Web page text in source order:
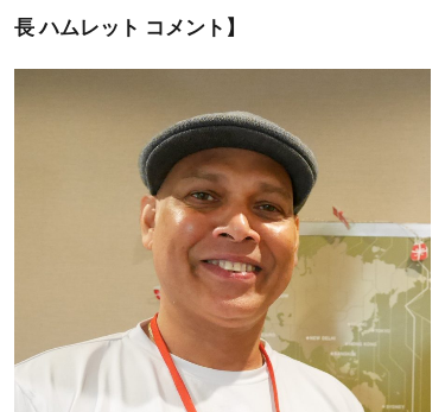
長 ハムレット コメント】